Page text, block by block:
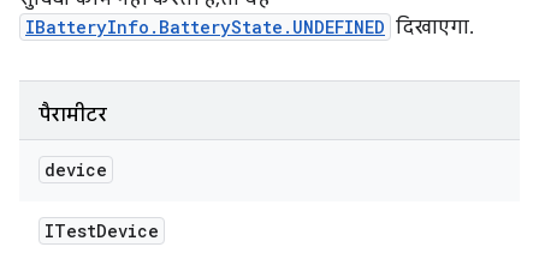
IBatteryInfo.BatteryState.UNDEFINED दिखाएगा.
पैरामीटर
device
ITestDevice